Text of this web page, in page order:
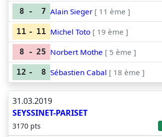
8 - 7 Alain Sieger [ 11 ème ]
11 - 11 Michel Toto [ 19 ème ]
8 - 25 Norbert Mothe [ 5 ème ]
12 - 8 Sébastien Cabal [ 18 ème ]
31.03.2019
SEYSSINET-PARISET
3170 pts